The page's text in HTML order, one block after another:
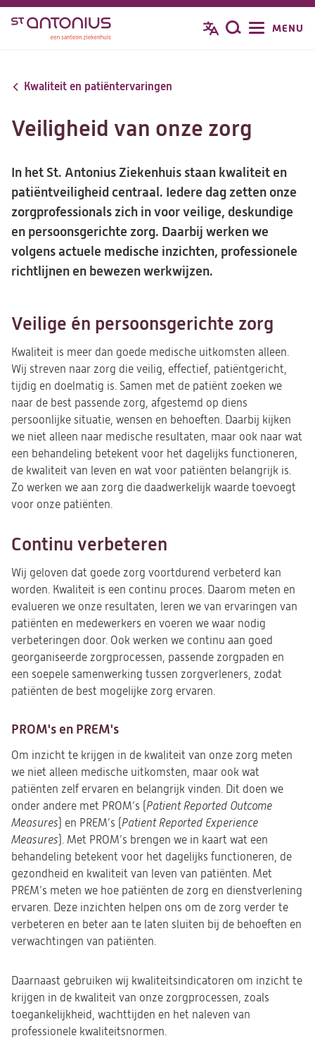
Overslaan
inhoud
Zoeken
MENU
Kwaliteit en patiëntervaringen
Veiligheid van onze zorg
In het St. Antonius Ziekenhuis staan kwaliteit en
patiëntveiligheid centraal. Iedere dag zetten onze
zorgprofessionals zich in voor veilige, deskundige
en persoonsgerichte zorg. Daarbij werken we
volgens actuele medische inzichten, professionele
richtlijnen en bewezen werkwijzen.
Veilige én persoonsgerichte zorg
Kwaliteit is meer dan goede medische uitkomsten alleen.
Wij streven naar zorg die veilig, effectief, patiëntgericht,
tijdig en doelmatig is. Samen met de patiënt zoeken we
naar de best passende zorg, afgestemd op diens
persoonlijke situatie, wensen en behoeften. Daarbij kijken
we niet alleen naar medische resultaten, maar ook naar wat
een behandeling betekent voor het dagelijks functioneren,
de kwaliteit van leven en wat voor patiënten belangrijk is.
Zo werken we aan zorg die daadwerkelijk waarde toevoegt
voor onze patiënten.
Continu verbeteren
Wij geloven dat goede zorg voortdurend verbeterd kan
worden. Kwaliteit is een continu proces. Daarom meten en
evalueren we onze resultaten, leren we van ervaringen van
patiënten en medewerkers en voeren we waar nodig
verbeteringen door. Ook werken we continu aan goed
georganiseerde zorgprocessen, passende zorgpaden en
een soepele samenwerking tussen zorgverleners, zodat
patiënten de best mogelijke zorg ervaren.
PROM's en PREM's
Om inzicht te krijgen in de kwaliteit van onze zorg meten
we niet alleen medische uitkomsten, maar ook wat
patiënten zelf ervaren en belangrijk vinden. Dit doen we
onder andere met PROM’s ( Patient Reported Outcome
Measures ) en PREM’s ( Patient Reported Experience
Measures ). Met PROM’s brengen we in kaart wat een
behandeling betekent voor het dagelijks functioneren, de
gezondheid en kwaliteit van leven van patiënten. Met
PREM’s meten we hoe patiënten de zorg en dienstverlening
ervaren. Deze inzichten helpen ons om de zorg verder te
verbeteren en beter aan te laten sluiten bij de behoeften en
verwachtingen van patiënten.
Daarnaast gebruiken wij kwaliteitsindicatoren om inzicht te
krijgen in de kwaliteit van onze zorgprocessen, zoals
toegankelijkheid, wachttijden en het naleven van
professionele kwaliteitsnormen.